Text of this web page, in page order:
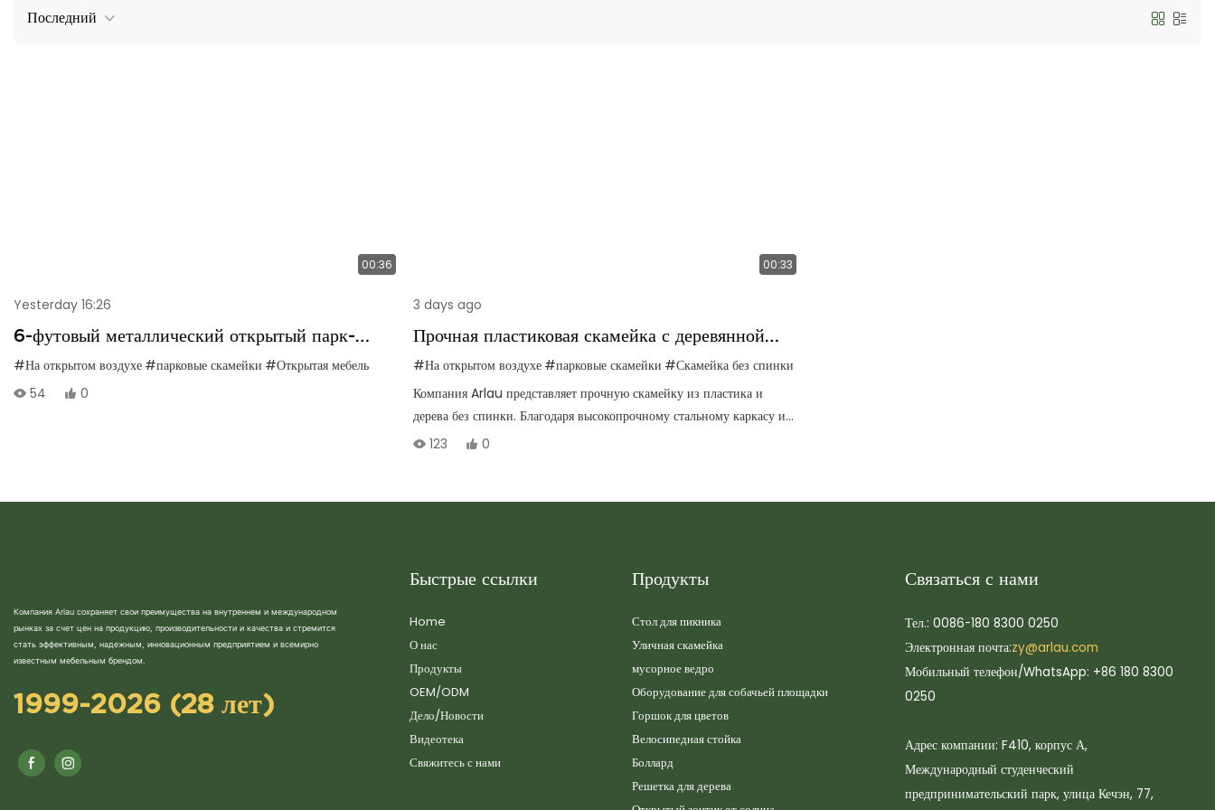
Последний
00:36
Yesterday 16:26
6-футовый металлический открытый парк-
скамейка с спинкой и портативной рамой,
подходящая для торговых центров, магазинов,
#На открытом воздухе #парковые скамейки #Открытая мебель
54
0
00:33
3 days ago
Прочная пластиковая скамейка с деревянной
основой для парков и торговых центров.
#На открытом воздухе #парковые скамейки #Скамейка без спинки
Компания Arlau представляет прочную скамейку из пластика и
дерева без спинки. Благодаря высокопрочному стальному каркасу и
всепогодному термопластичному покрытию, эта скамейка без спинки
123 0
Компания Arlau сохраняет свои преимущества на внутреннем и международном
рынках за счет цен на продукцию, производительности и качества и стремится
стать эффективным, надежным, инновационным предприятием и всемирно
известным мебельным брендом.
1999-2026 (28 лет)
Быстрые ссылки
Home
О нас
Продукты
OEM/ODM
Дело/Новости
Видеотека
Свяжитесь с нами
Продукты
Стол для пикника
Уличная скамейка
мусорное ведро
Оборудование для собачьей площадки
Горшок для цветов
Велосипедная стойка
Боллард
Решетка для дерева
Связаться с нами
Тел.: 0086-180 8300 0250
Электронная почта:zy@arlau.com
Мобильный телефон/WhatsApp: +86 180 8300
0250
Адрес компании: F410, корпус А,
Международный студенческий
предпринимательский парк, улица Кечэн, 77,